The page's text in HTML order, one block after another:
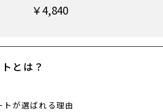
￥4,840
とは？
トが選ばれる理由